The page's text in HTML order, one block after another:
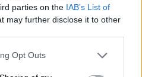
parties on the IAB’s List of
may further disclose it to other
Opt Outs
στον